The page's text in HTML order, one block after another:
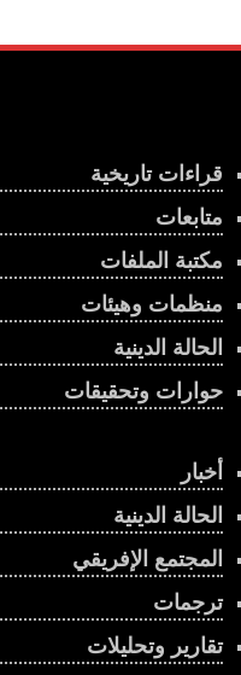
قراءات تاريخية
متابعات
مكتبة الملفات
منظمات وهيئات
الحالة الدينية
حوارات وتحقيقات
أخبار
الحالة الدينية
المجتمع الإفريقي
ترجمات
تقارير وتحليلات